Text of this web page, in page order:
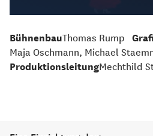
BühnenbauThomas Rump
Maja Oschmann, Michael
ProduktionsleitungMechthild